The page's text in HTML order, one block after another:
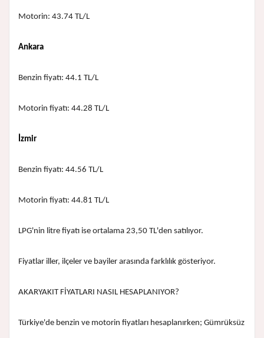
Motorin: 43.74 TL/L
Ankara
Benzin fiyatı: 44.1 TL/L
Motorin fiyatı: 44.28 TL/L
İzmir
Benzin fiyatı: 44.56 TL/L
Motorin fiyatı: 44.81 TL/L
LPG'nin litre fiyatı ise ortalama 23,50 TL'den satılıyor.
Fiyatlar iller, ilçeler ve bayiler arasında farklılık gösteriyor.
AKARYAKIT FİYATLARI NASIL HESAPLANIYOR?
Türkiye'de benzin ve motorin fiyatları hesaplanırken; Gümrüksüz